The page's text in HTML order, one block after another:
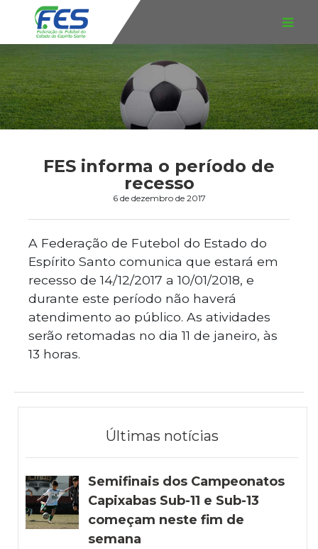
FES informa o período de
recesso
6 de dezembro de 2017
A Federação de Futebol do Estado do
Espírito Santo comunica que estará em
recesso de 14/12/2017 a 10/01/2018, e
durante este período não haverá
atendimento ao público. As atividades
serão retomadas no dia 11 de janeiro, às
13 horas.
Últimas notícias
Semifinais dos Campeonatos
Capixabas Sub-11 e Sub-13
começam neste fim de
semana